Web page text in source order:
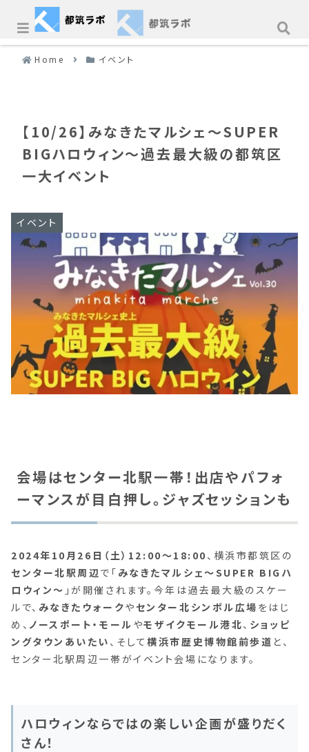
Home イベント
【10/26】みなきたマルシェ～SUPER
BIGハロウィン～過去最大級の都筑区
一大イベント
イベント
会場はセンター北駅一帯！出店やパフォ
ーマンスが目白押し。ジャズセッションも
2024年10月26日（土）12:00〜18:00 、横浜市都筑区の
センター北駅周辺 で「 みなきたマルシェ～SUPER BIGハ
ロウィン～ 」が開催されます。今年は過去最大級のスケー
ルで、 みなきたウォークやセンター北シンボル広場 をはじ
め、 ノースポート・モール やモザイクモール港北、 ショッピ
ングタウンあいたい 、そして横浜市歴史博物館前歩道 と、
センター北駅周辺一帯がイベント会場になります。
ハロウィンならではの楽しい企画が盛りだく
さん！